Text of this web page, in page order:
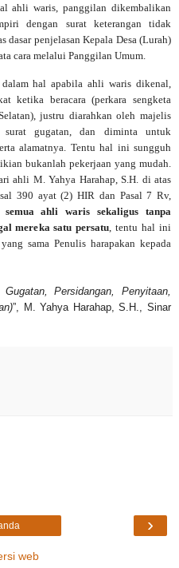
ahli waris, panggilan dikembalikan
dengan surat keterangan tidak
penjelasan Kepala Desa (Lurah)
cara melalui Panggilan Umum.
hal apabila ahli waris dikenal,
ketika beracara (perkara sengketa
justru diarahkan oleh majelis
gugatan, dan diminta untuk
alamatnya. Tentu hal ini sungguh
bukanlah pekerjaan yang mudah.
ahli M. Yahya Harahap, S.H. di atas
390 ayat (2) HIR dan Pasal 7 Rv,
semua ahli waris sekaligus tanpa
mereka satu persatu, tentu hal ini
sama Penulis harapakan kepada
Persidangan, Penyitaan,
”, M. Yahya Harahap, S.H., Sinar
›
web